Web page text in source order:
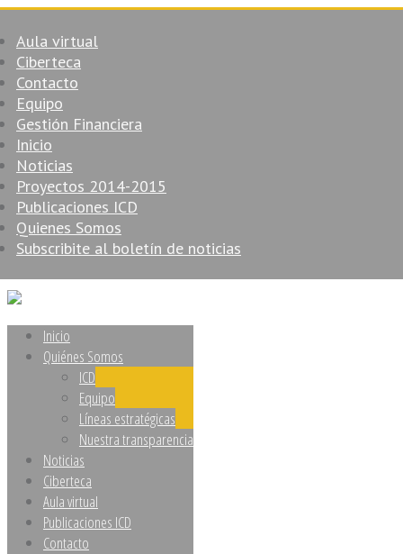
Aula virtual
Ciberteca
Contacto
Equipo
Gestión Financiera
Inicio
Noticias
Proyectos 2014-2015
Publicaciones ICD
Quienes Somos
Subscribite al boletín de noticias
Inicio
Quiénes Somos
ICD
Equipo
Líneas estratégicas
Nuestra transparencia
Noticias
Ciberteca
Aula virtual
Publicaciones ICD
Contacto